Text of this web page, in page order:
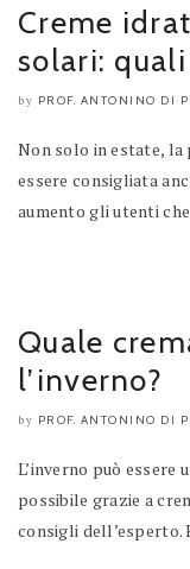
Creme
solari:
by PROF. ANTONINO DI
Non solo in estate,
essere consigliata
aumento gli utenti che
Quale
l’inverno?
by PROF. ANTONINO DI
L’inverno può essere
possibile grazie a
consigli dell’esperto.